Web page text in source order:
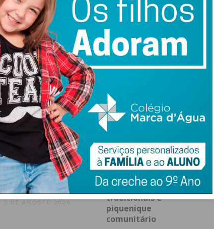
Rota do Românico
investe na
salvaguarda do
património das
igrejas
5 DE AGOSTO 2026
“Dos 8 aos 80”: Paços
de Ferreira celebra
pontes
intergeracionais
com jogos
tradicionais e
piquenique
comunitário